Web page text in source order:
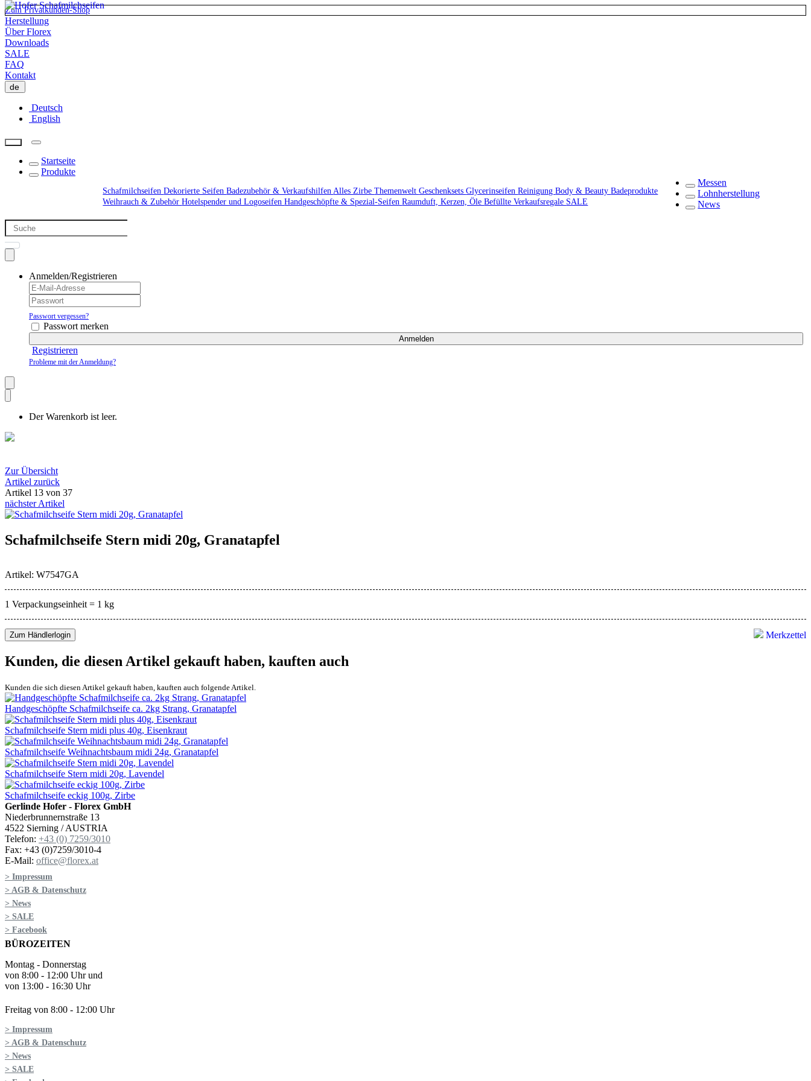
Zum Privatkunden-Shop
Herstellung
Über Florex
Downloads
SALE
FAQ
Kontakt
de
Deutsch
English
Startseite
Produkte
SchafmilchseifenDekorierte SeifenBadezubehör & Verkaufshilfen Alles ZirbeThemenweltGeschenksetsGlycerinseifenReinigungBody & BeautyBadeprodukte
Weihrauch & ZubehörHotelspender und LogoseifenHandgeschöpfte & Spezial-SeifenRaumduft, Kerzen, ÖleBefüllte Verkaufsregale SALE
Messen
Lohnherstellung
News
Anmelden/Registrieren
Passwort vergessen?
Passwort merken
Anmelden
Registrieren
Probleme mit der Anmeldung?
Der Warenkorb ist leer.
Zur Übersicht
Artikel zurück
Artikel 13 von 37
nächster Artikel
Schafmilchseife Stern midi 20g, Granatapfel
Artikel: W7547GA
1 Verpackungseinheit = 1 kg
Merkzettel
Zum Händlerlogin
Kunden, die diesen Artikel gekauft haben, kauften auch
Kunden die sich diesen Artikel gekauft haben, kauften auch folgende Artikel.
Handgeschöpfte Schafmilchseife ca. 2kg Strang, Granatapfel
Schafmilchseife Stern midi plus 40g, Eisenkraut
Schafmilchseife Weihnachtsbaum midi 24g, Granatapfel
Schafmilchseife Stern midi 20g, Lavendel
Schafmilchseife eckig 100g, Zirbe
Gerlinde Hofer - Florex GmbH
Niederbrunnernstraße 13
4522 Sierning / AUSTRIA
Telefon: +43 (0) 7259/3010
Fax: +43 (0)7259/3010-4
E-Mail: office@florex.at
> Impressum
> AGB & Datenschutz
> News
> SALE
> Facebook
BÜROZEITEN
Montag - Donnerstag
von 8:00 - 12:00 Uhr und
von 13:00 - 16:30 Uhr
Freitag von 8:00 - 12:00 Uhr
> Impressum
> AGB & Datenschutz
> News
> SALE